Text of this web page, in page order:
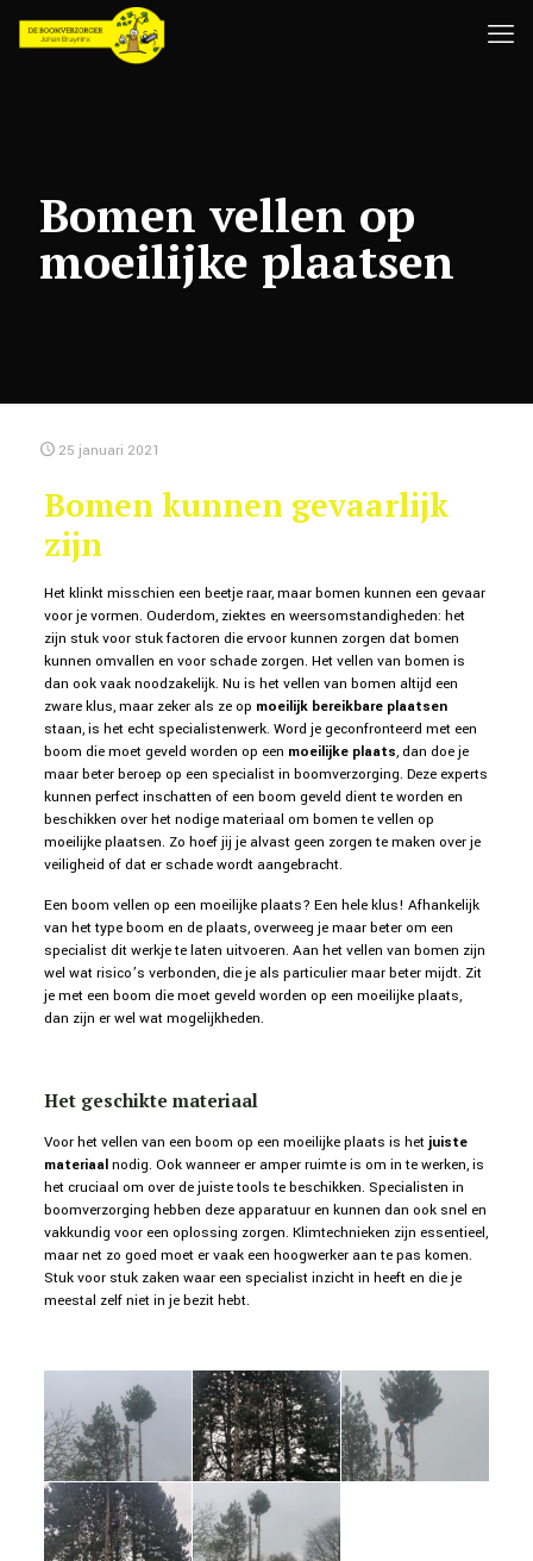
Bomen vellen op
moeilijke plaatsen
25 januari 2021
Bomen kunnen gevaarlijk
zijn
Het klinkt misschien een beetje raar, maar bomen kunnen een gevaar
voor je vormen. Ouderdom, ziektes en weersomstandigheden: het
zijn stuk voor stuk factoren die ervoor kunnen zorgen dat bomen
kunnen omvallen en voor schade zorgen. Het vellen van bomen is
dan ook vaak noodzakelijk. Nu is het vellen van bomen altijd een
zware klus, maar zeker als ze op moeilijk bereikbare plaatsen
staan, is het echt specialistenwerk. Word je geconfronteerd met een
boom die moet geveld worden op een moeilijke plaats, dan doe je
maar beter beroep op een specialist in boomverzorging. Deze experts
kunnen perfect inschatten of een boom geveld dient te worden en
beschikken over het nodige materiaal om bomen te vellen op
moeilijke plaatsen. Zo hoef jij je alvast geen zorgen te maken over je
veiligheid of dat er schade wordt aangebracht.
Een boom vellen op een moeilijke plaats? Een hele klus! Afhankelijk
van het type boom en de plaats, overweeg je maar beter om een
specialist dit werkje te laten uitvoeren. Aan het vellen van bomen zijn
wel wat risico’s verbonden, die je als particulier maar beter mijdt. Zit
je met een boom die moet geveld worden op een moeilijke plaats,
dan zijn er wel wat mogelijkheden.
Het geschikte materiaal
Voor het vellen van een boom op een moeilijke plaats is het juiste
materiaalnodig. Ook wanneer er amper ruimte is om in te werken, is
het cruciaal om over de juiste tools te beschikken. Specialisten in
boomverzorging hebben deze apparatuur en kunnen dan ook snel en
vakkundig voor een oplossing zorgen. Klimtechnieken zijn essentieel,
maar net zo goed moet er vaak een hoogwerker aan te pas komen.
Stuk voor stuk zaken waar een specialist inzicht in heeft en die je
meestal zelf niet in je bezit hebt.